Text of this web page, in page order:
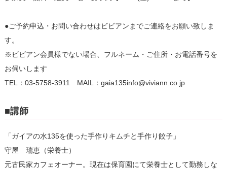
●ご予約申込・お問い合わせはビビアンまでご連絡をお願い致しま
す。
※ビビアン会員様でない場合、フルネーム・ご住所・お電話番号を
お伺いします
TEL：03-5758-3911 MAIL：gaia135info@viviann.co.jp
■講師
「ガイアの水135を使った手作りキムチと手作り餃子」
守屋 瑞恵（栄養士）
元古民家カフェオーナー。現在は保育園にて栄養士として勤務しな